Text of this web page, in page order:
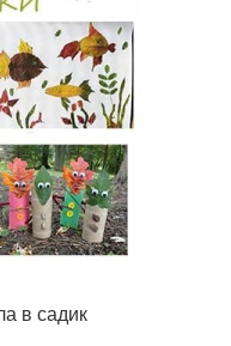
в садик